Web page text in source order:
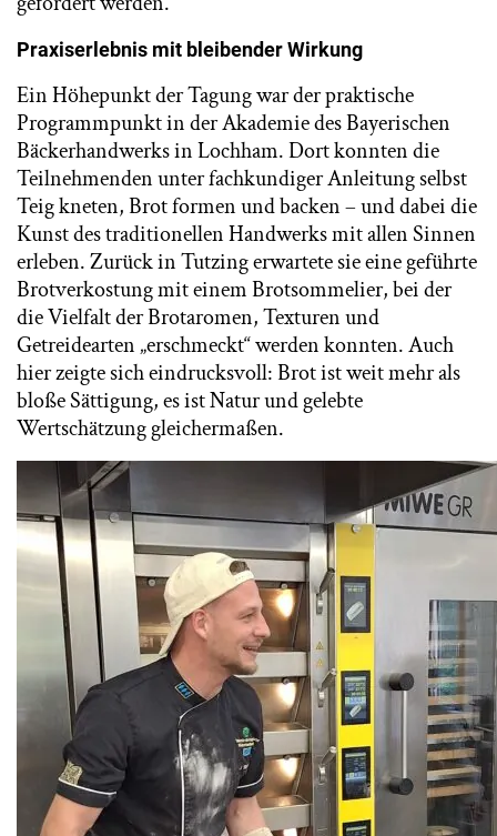
Praxiserlebnis mit bleibender Wirkung
Ein Höhepunkt der Tagung war der praktische
Programmpunkt in der Akademie des Bayerischen
Bäckerhandwerks in Lochham. Dort konnten die
Teilnehmenden unter fachkundiger Anleitung selbst
Teig kneten, Brot formen und backen – und dabei die
Kunst des traditionellen Handwerks mit allen Sinnen
erleben. Zurück in Tutzing erwartete sie eine geführte
Brotverkostung mit einem Brotsommelier, bei der
die Vielfalt der Brotaromen, Texturen und
Getreidearten „erschmeckt“ werden konnten. Auch
hier zeigte sich eindrucksvoll: Brot ist weit mehr als
bloße Sättigung, es ist Natur und gelebte
Wertschätzung gleichermaßen.